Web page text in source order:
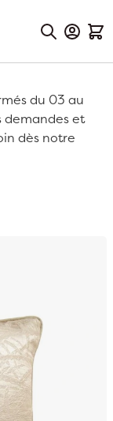
du 03 au
demandes et
dès notre